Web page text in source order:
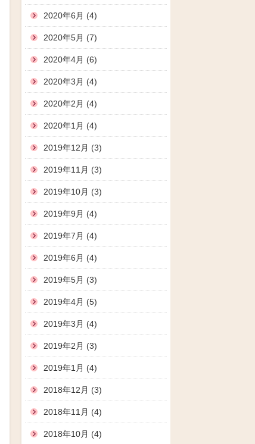
2020年6月 (4)
2020年5月 (7)
2020年4月 (6)
2020年3月 (4)
2020年2月 (4)
2020年1月 (4)
2019年12月 (3)
2019年11月 (3)
2019年10月 (3)
2019年9月 (4)
2019年7月 (4)
2019年6月 (4)
2019年5月 (3)
2019年4月 (5)
2019年3月 (4)
2019年2月 (3)
2019年1月 (4)
2018年12月 (3)
2018年11月 (4)
2018年10月 (4)